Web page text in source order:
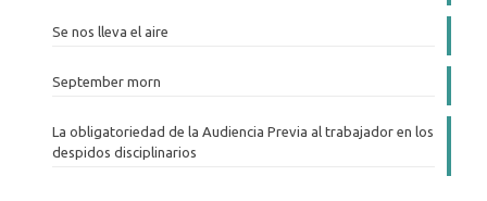
Se nos lleva el aire
September morn
La obligatoriedad de la Audiencia Previa al trabajador en los
despidos disciplinarios